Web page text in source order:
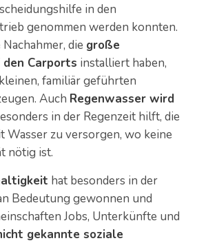
in den
genommen werden konnten.
die große
Carports installiert haben,
familiär geführten
Auch Regenwasser wird
in der Regenzeit hilft, die
Wasser zu versorgen, wo keine
nötig ist.
hat besonders in der
Bedeutung gewonnen und
Jobs, Unterkünfte und
gekannte soziale